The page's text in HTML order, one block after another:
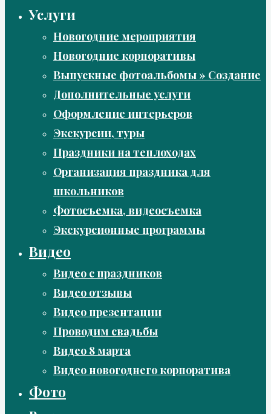
Услуги
Новогодние мероприятия
Новогодние корпоративы
Выпускные фотоальбомы » Создание
Дополнительные услуги
Оформление интерьеров
Экскурсии, туры
Праздники на теплоходах
Организация праздника для
школьников
Фотосъемка, видеосъемка
Экскурсионные программы
Видео
Видео с праздников
Видео отзывы
Видео презентации
Проводим свадьбы
Видео 8 марта
Видео новогоднего корпоратива
Фото